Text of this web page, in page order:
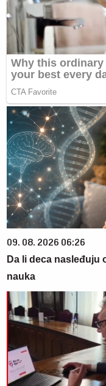
09. 08. 2026 06:26
Da li deca nasleđuju
nauka